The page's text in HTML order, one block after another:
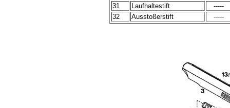
31
Laufhaltestift
-----
32
Ausstoßerstift -----